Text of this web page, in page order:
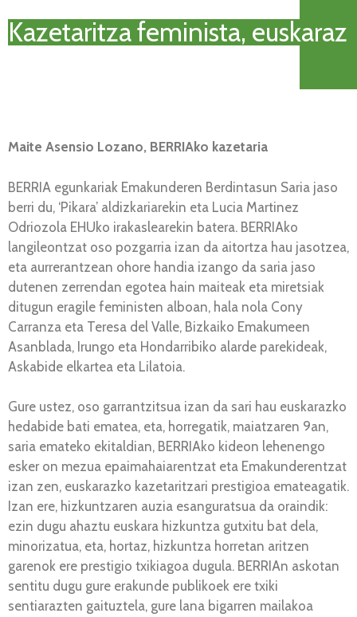
Kazetaritza feminista, euskaraz
Maite Asensio Lozano, BERRIAko kazetaria
BERRIA egunkariak Emakunderen Berdintasun Saria jaso
berri du, ‘Pikara’ aldizkariarekin eta Lucia Martinez
Odriozola EHUko irakaslearekin batera. BERRIAko
langileontzat oso pozgarria izan da aitortza hau jasotzea,
eta aurrerantzean ohore handia izango da saria jaso
dutenen zerrendan egotea hain maiteak eta miretsiak
ditugun eragile feministen alboan, hala nola Cony
Carranza eta Teresa del Valle, Bizkaiko Emakumeen
Asanblada, Irungo eta Hondarribiko alarde parekideak,
Askabide elkartea eta Lilatoia.
Gure ustez, oso garrantzitsua izan da sari hau euskarazko
hedabide bati ematea, eta, horregatik, maiatzaren 9an,
saria emateko ekitaldian, BERRIAko kideon lehenengo
esker on mezua epaimahaiarentzat eta Emakunderentzat
izan zen, euskarazko kazetaritzari prestigioa emateagatik.
Izan ere, hizkuntzaren auzia esanguratsua da oraindik:
ezin dugu ahaztu euskara hizkuntza gutxitu bat dela,
minorizatua, eta, hortaz, hizkuntza horretan aritzen
garenok ere prestigio txikiagoa dugula. BERRIAn askotan
sentitu dugu gure erakunde publikoek ere txiki
sentiarazten gaituztela, gure lana bigarren mailakoa